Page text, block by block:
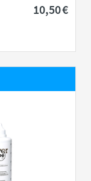
10,50€